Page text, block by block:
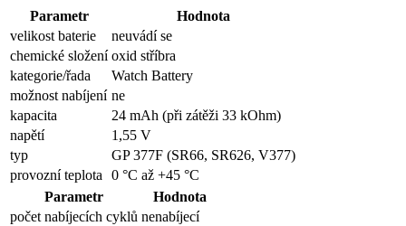
Parametr
Hodnota
velikost baterie
neuvádí se
chemické složení oxid stříbra
kategorie/řada
Watch Battery
možnost nabíjení ne
kapacita
24 mAh (při zátěži 33 kOhm)
napětí
1,55 V
typ
GP 377F (SR66, SR626, V377)
provozní teplota
0 °C až +45 °C
Parametr
Hodnota
počet nabíjecích cyklů nenabíjecí